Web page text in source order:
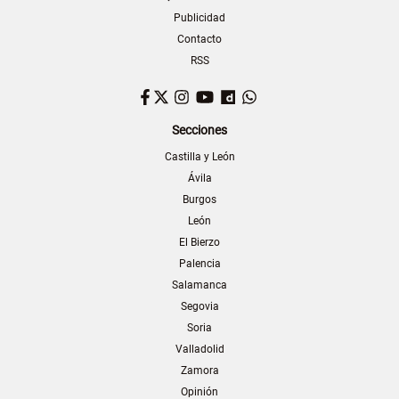
Publicidad
Contacto
RSS
Facebook
TwitterInstagram
YouTubeDailymotion
Secciones
Castilla y León
Ávila
Burgos
León
El Bierzo
Palencia
Salamanca
Segovia
Soria
Valladolid
Zamora
Opinión